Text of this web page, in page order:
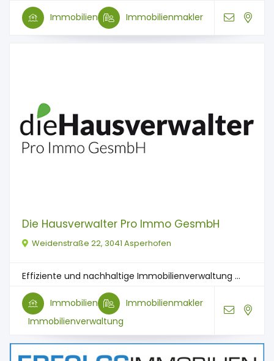
Immobilien Immobilienmakler
Die Hausverwalter Pro Immo GesmbH
Weidenstraße 22, 3041 Asperhofen
Effiziente und nachhaltige Immobilienverwaltung ...
Immobilien
Immobilienmakler
Immobilienverwaltung